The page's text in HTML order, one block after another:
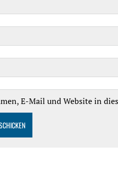
E-Mail und Website in